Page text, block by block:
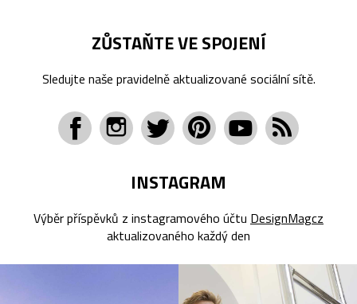
ZŮSTAŇTE VE SPOJENÍ
Sledujte naše pravidelně aktualizované sociální sítě.
INSTAGRAM
Výběr příspěvků z instagramového účtu DesignMagcz
aktualizovaného každý den